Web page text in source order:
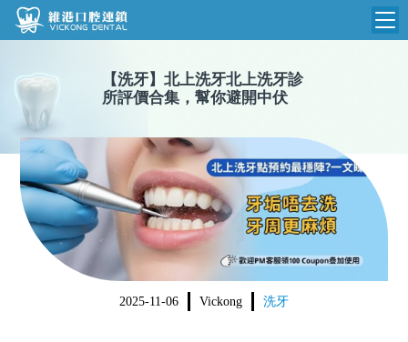
維港首頁
品牌介紹
環境設備
醫院新聞
收費標準
N
收費總表
植牙收費
根管收費
美學收費
醫生團隊
門診時間
【洗牙】 北上洗牙北上洗牙診
所評價合集，幫你避開中伏
2025-11-06 Vickong 洗牙